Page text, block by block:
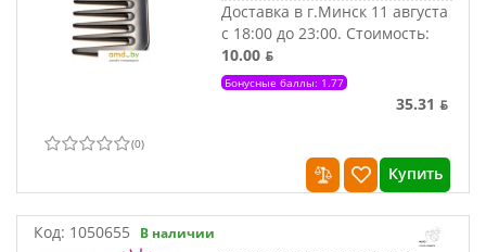
Доставка в г.Минск 11 августа
с 18:00 до 23:00. Стоимость:
10.00 ƃ
Бонусные баллы: 1.77
35.31 ƃ
(0)
Купить
Код: 1050655 В наличии